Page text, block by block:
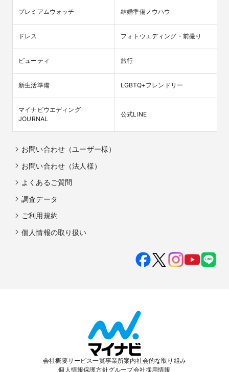
プレミアムウォッチ 結婚準備ノウハウ
ドレス フォトウエディング・前撮り
ビューティ 旅行
新生活準備 LGBTQ+フレンドリー
マイナビウエディング
JOURNAL
公式LINE
お問い合わせ（ユーザー様）
お問い合わせ（法人様）
よくあるご質問
調査データ
ご利用規約
個人情報の取り扱い
会社概要サービス一覧事業所案内社会的な取り組み
個人情報保護方針グループ会社採用情報